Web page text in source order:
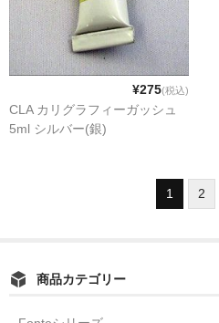
¥275(税込)
CLA カリグラフィーガッシュ
5ml シルバー(銀)
1 2
商品カテゴリー